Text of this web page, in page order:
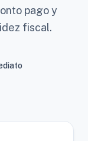
pago y
fiscal.